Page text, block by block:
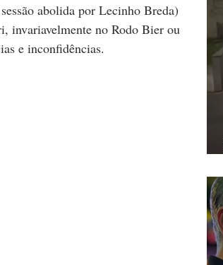
abolida por Lecinho Breda)
invariavelmente no Rodo Bier ou
e inconfidências.